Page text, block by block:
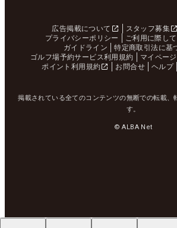
広告掲載について スタッフ募集
プライバシーポリシー
ご利用に際して
ガイドライン
特定商取引法に基
ゴルフ場予約サービス利用規約
マイペー
ポイント利用規約
お問合せ ヘルプ
掲載されている全てのコンテンツの無断での転載、
す。
© ALBA Net